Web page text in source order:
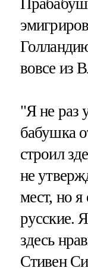
вовсе из
"Я не раз
бабушка
строил
не
мест, но
русские.
здесь
Стивен